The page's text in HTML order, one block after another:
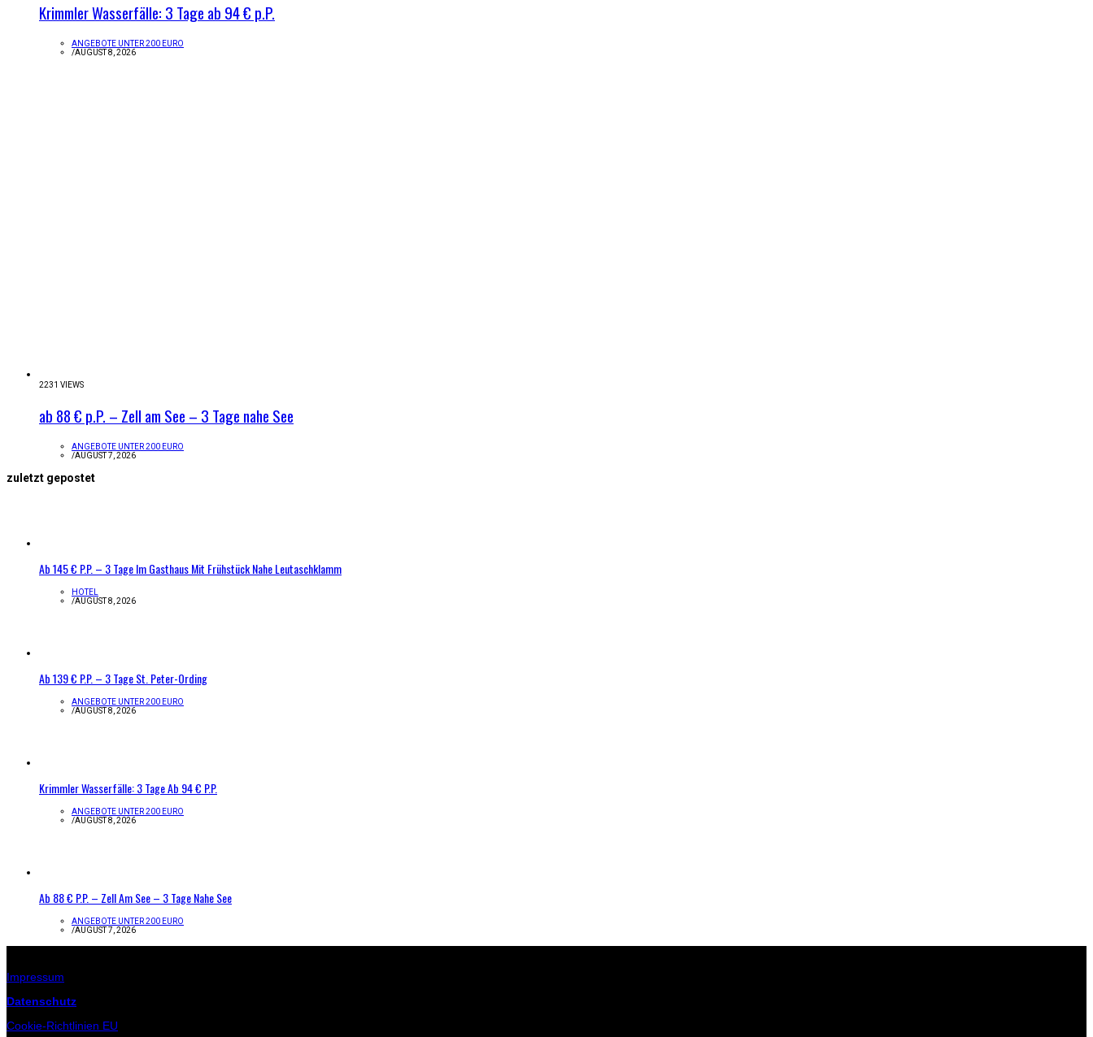
Krimmler Wasserfälle: 3 Tage ab 94 € p.P.
ANGEBOTE UNTER 200 EURO
/AUGUST 8, 2026
2231 VIEWS
ab 88 € p.P. – Zell am See – 3 Tage nahe See
ANGEBOTE UNTER 200 EURO
/AUGUST 7, 2026
zuletzt gepostet
Ab 145 € P.P. – 3 Tage Im Gasthaus Mit Frühstück Nahe Leutaschklamm
HOTEL
/AUGUST 8, 2026
Ab 139 € P.P. – 3 Tage St. Peter-Ording
ANGEBOTE UNTER 200 EURO
/AUGUST 8, 2026
Krimmler Wasserfälle: 3 Tage Ab 94 € P.P.
ANGEBOTE UNTER 200 EURO
/AUGUST 8, 2026
Ab 88 € P.P. – Zell Am See – 3 Tage Nahe See
ANGEBOTE UNTER 200 EURO
/AUGUST 7, 2026
Impressum
Datenschutz
Cookie-Richtlinien EU